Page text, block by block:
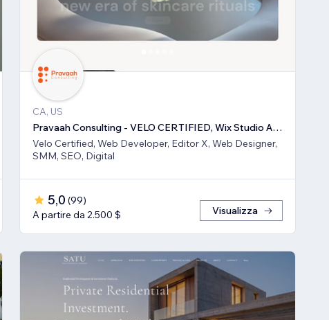
CA, US
Pravaah Consulting - VELO CERTIFIED, Wix Studio Approved
Velo Certified, Web Developer, Editor X, Web Designer,
SMM, SEO, Digital
5,0 (99)
A partire da 2.500 $
Visualizza